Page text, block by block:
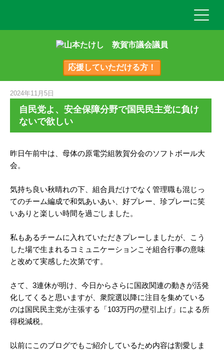
応援していただける方！
2024年11月5日
自民党よ、安全保障分野で国民民主党に負け
ないで欲しい
昨日午前中は、母体の原電労組敦賀分会のソフトボール大
会。
気持ち良い秋晴れの下、組合員だけでなく管理職も混じっ
てのチーム編成で和気あいあい、好プレー、珍プレーに笑
いありと楽しい時間を過ごしました。
私もあるチームに入れていただきプレーしましたが、こう
した場で生まれるコミュニケーションこそ組合行事の意味
と改めて実感した次第です。
さて、3連休が明け、今日からさらに国政関連の動きが活発
化してくると思いますが、衆院選以降に注目を集めている
のは国民民主党が主張する「103万円の壁引上げ」による所
得税減税。
以前にこのブログでもご紹介しているため内容は割愛しま